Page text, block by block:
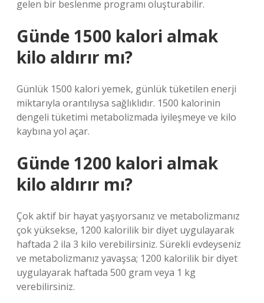
gelen bir beslenme programı oluşturabilir.
Günde 1500 kalori almak
kilo aldırır mı?
Günlük 1500 kalori yemek, günlük tüketilen enerji
miktarıyla orantılıysa sağlıklıdır. 1500 kalorinin
dengeli tüketimi metabolizmada iyileşmeye ve kilo
kaybına yol açar.
Günde 1200 kalori almak
kilo aldırır mı?
Çok aktif bir hayat yaşıyorsanız ve metabolizmanız
çok yüksekse, 1200 kalorilik bir diyet uygulayarak
haftada 2 ila 3 kilo verebilirsiniz. Sürekli evdeyseniz
ve metabolizmanız yavaşsa; 1200 kalorilik bir diyet
uygulayarak haftada 500 gram veya 1 kg
verebilirsiniz.